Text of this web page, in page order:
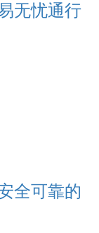
无忧通行
全可靠的